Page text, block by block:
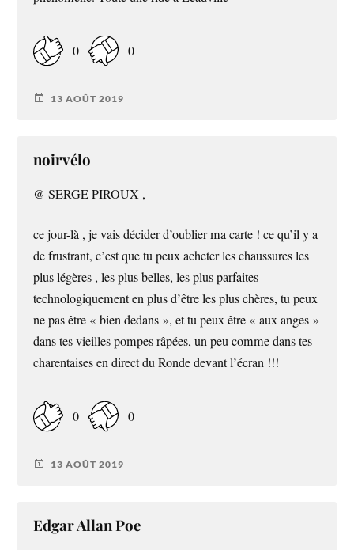
0 0
13 AOÛT 2019
noirvélo
@ SERGE PIROUX ,
ce jour-là , je vais décider d’oublier ma carte ! ce qu’il y a
de frustrant, c’est que tu peux acheter les chaussures les
plus légères , les plus belles, les plus parfaites
technologiquement en plus d’être les plus chères, tu peux
ne pas être « bien dedans », et tu peux être « aux anges »
dans tes vieilles pompes râpées, un peu comme dans tes
charentaises en direct du Ronde devant l’écran !!!
0 0
13 AOÛT 2019
Edgar Allan Poe